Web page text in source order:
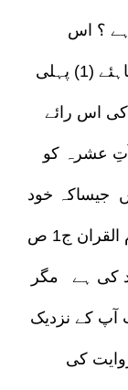
ہے ؟ اس
سلسلے میں دو باتیں پیشِ نظر رہنی چاہئے (1) پہلی
اس رائے
عشرہ کو
جیساکہ خود
مولانا گوھررحمن صاحب نے بھی ( علوم القران ج1 ص
کی ہے مگر
کے نزدیک
کی